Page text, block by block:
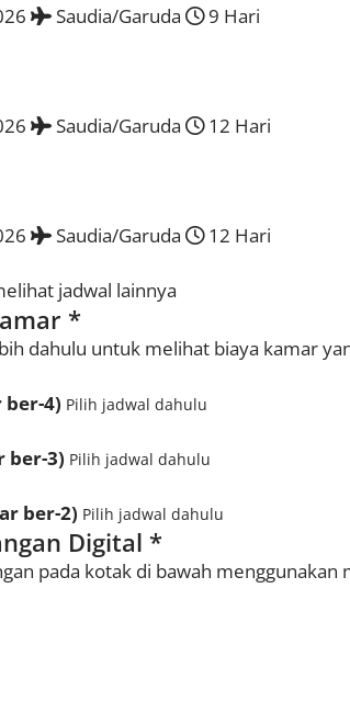
Saudia/Garuda
9 Hari
Saudia/Garuda
12 Hari
Saudia/Garuda
12 Hari
jadwal lainnya
*
dahulu untuk melihat biaya kamar
ber-4) Pilih jadwal dahulu
ber-3) Pilih jadwal dahulu
ber-2) Pilih jadwal dahulu
Digital *
pada kotak di bawah menggunakan